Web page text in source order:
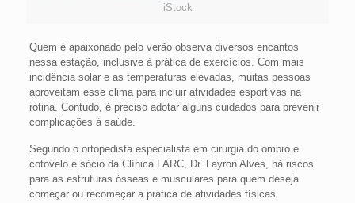
iStock
Quem é apaixonado pelo verão observa diversos encantos
nessa estação, inclusive à prática de exercícios. Com mais
incidência solar e as temperaturas elevadas, muitas pessoas
aproveitam esse clima para incluir atividades esportivas na
rotina. Contudo, é preciso adotar alguns cuidados para prevenir
complicações à saúde.
Segundo o ortopedista especialista em cirurgia do ombro e
cotovelo e sócio da Clínica LARC, Dr. Layron Alves, há riscos
para as estruturas ósseas e musculares para quem deseja
começar ou recomeçar a prática de atividades físicas.